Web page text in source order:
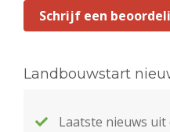
Schrijf een
Landbouwstart
Laatste nieuws